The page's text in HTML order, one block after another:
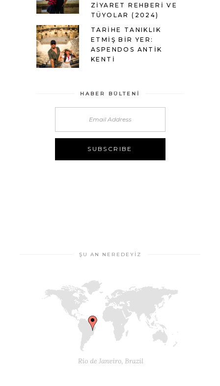
ZIYARET REHBERI VE
TÜYOLAR (2024)
TARIHE TANIKLIK
ETMIŞ BIR YER:
ASPENDOS ANTIK
KENTI
HABER BÜLTENI
ŞU AN NEREDEYIZ